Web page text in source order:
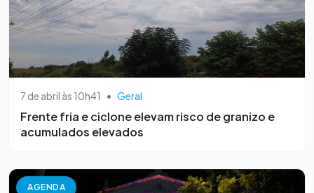
7 de abril às 10h41 • Geral
Frente fria e ciclone elevam risco de granizo e
acumulados elevados
AGENDA